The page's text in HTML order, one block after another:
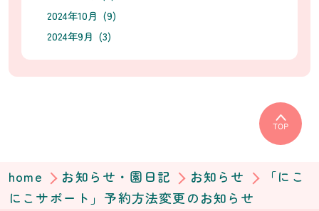
2024年10月 (9)
2024年9月 (3)
TOP
home お知らせ・園日記 お知らせ
「にこ
にこサポート」予約方法変更のお知らせ